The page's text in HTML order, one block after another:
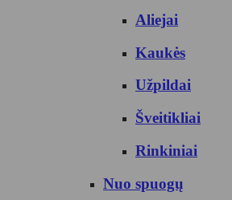
Aliejai
Kaukės
Užpildai
Šveitikliai
Rinkiniai
Nuo spuogų